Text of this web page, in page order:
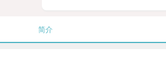
简介